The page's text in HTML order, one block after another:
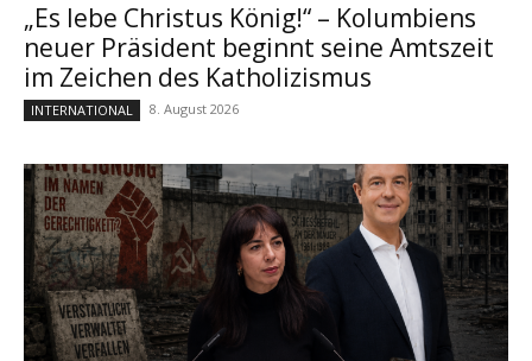
„Es lebe Christus König!“ – Kolumbiens
neuer Präsident beginnt seine Amtszeit
im Zeichen des Katholizismus
INTERNATIONAL 8. August 2026